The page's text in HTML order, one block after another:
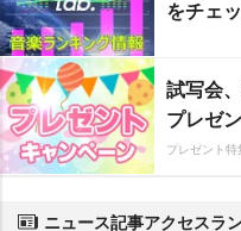
をチェ
試写会
プレゼ
プレゼント特
ニュース記事アクセスラ